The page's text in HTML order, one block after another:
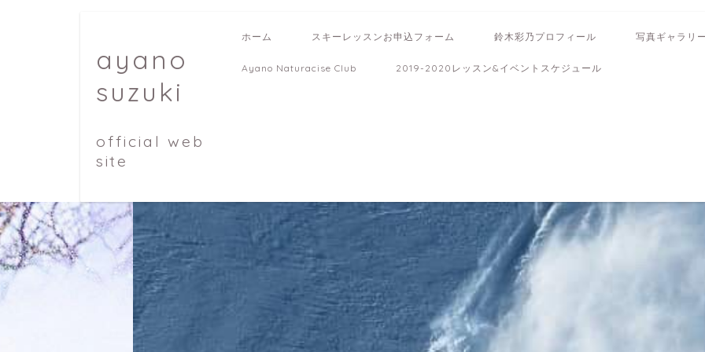
ayano
suzuki
official web
site
ホーム スキーレッスンお申込フォーム 鈴木彩乃プロフィール 写真ギャラリ
Ayano Naturacise Club 2019-2020レッスン&イベントスケジュール